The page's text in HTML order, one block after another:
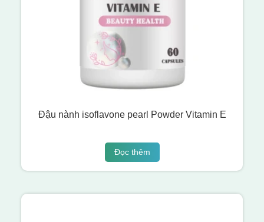
Đậu nành isoflavone pearl Powder Vitamin E
Đọc thêm